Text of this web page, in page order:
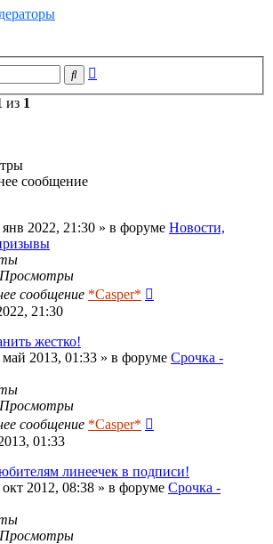
Поиск
из 1
сообщение
янв 2022, 21:30 » в форуме Новости,
Просмотры
сообщение *Casper*
21:30
жестко!
май 2013, 01:33 » в форуме Срочка -
Просмотры
сообщение *Casper*
01:33
линеечек в подписи!
окт 2012, 08:38 » в форуме Срочка -
Просмотры